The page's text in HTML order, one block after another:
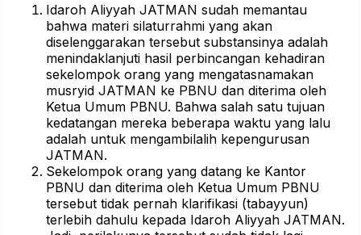
Idaroh Aliyyah JATMAN sudah memantau
bahwa materi silaturrahmi yang akan
diselenggarakan tersebut substansinya adalah
menindaklanjuti hasil perbincangan kehadiran
sekelompok orang yang mengatasnamakan
musryid JATMAN ke PBNU dan diterima oleh
Ketua Umum PBNU. Bahwa salah satu tujuan
kedatangan mereka beberapa waktu yang lalu
adalah untuk mengambilalih kepengurusan
JATMAN.
Sekelompok orang yang datang ke Kantor
PBNU dan diterima oleh Ketua Umum PBNU
tersebut tidak pernah klarifikasi (tabayyun)
terlebih dahulu kepada Idaroh Aliyyah JATMAN.